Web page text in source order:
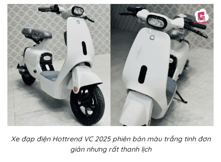
Xe đạp điện Hottrend VC 2025 phiên bản màu trắng tinh đơn
giản nhưng rất thanh lịch